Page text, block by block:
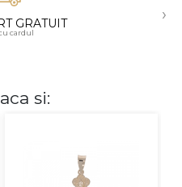
GRATUIT
cardul
›
si: